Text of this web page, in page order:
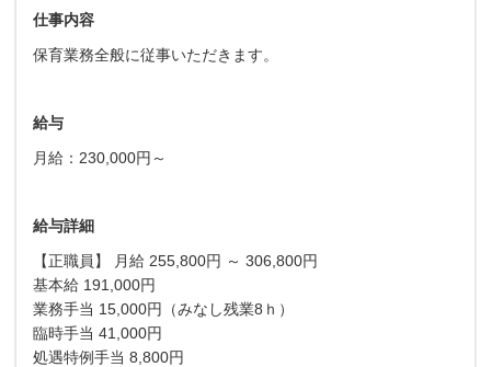
仕事内容
保育業務全般に従事いただきます。
給与
月給：230,000円～
給与詳細
【正職員】 月給 255,800円 ～ 306,800円
基本給 191,000円
業務手当 15,000円（みなし残業8ｈ）
臨時手当 41,000円
処遇特例手当 8,800円